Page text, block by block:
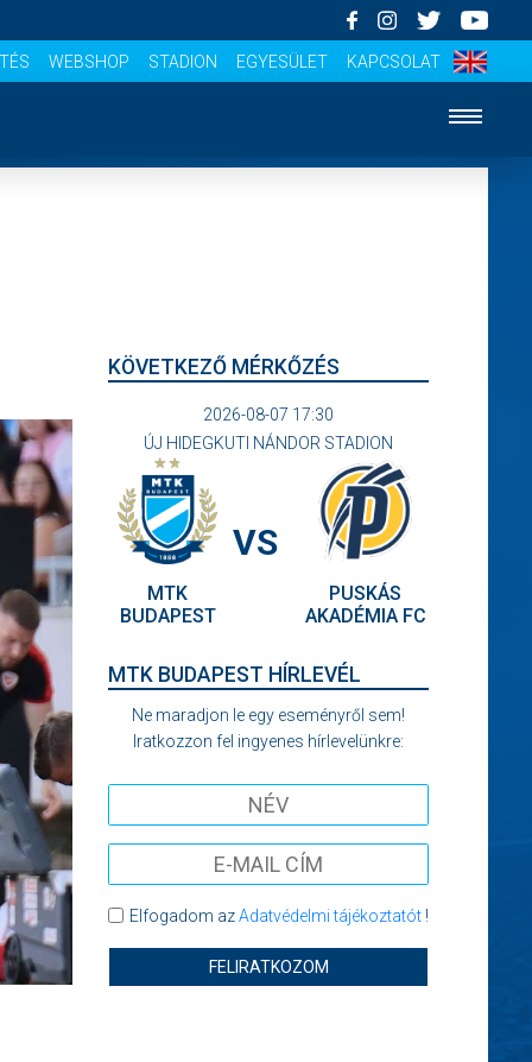
WEBSHOP STADION EGYESÜLET KAPCSOLAT
KÖVETKEZŐ MÉRKŐZÉS
2026-08-07 17:30
ÚJ HIDEGKUTI NÁNDOR STADION
MTK
BUDAPEST
VS
PUSKÁS
AKADÉMIA FC
MTK BUDAPEST HÍRLEVÉL
Ne maradjon le egy eseményről sem!
Iratkozzon fel ingyenes hírlevelünkre:
Elfogadom azAdatvédelmi tájékoztatót!
FELIRATKOZOM